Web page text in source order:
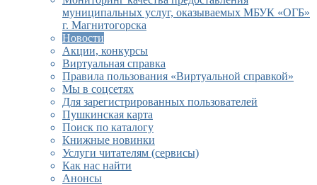
муниципальных услуг, оказываемых МБУК «ОГБ»
г. Магнитогорска
Новости
Акции, конкурсы
Виртуальная справка
Правила пользования «Виртуальной справкой»
Мы в соцсетях
Для зарегистрированных пользователей
Пушкинская карта
Поиск по каталогу
Книжные новинки
Услуги читателям (сервисы)
Как нас найти
Анонсы